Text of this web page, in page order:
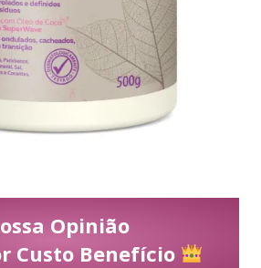
Opinião
Custo Benefício